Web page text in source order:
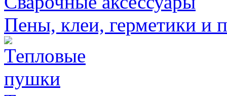
Пены, клеи, герметики и